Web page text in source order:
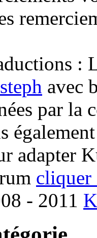
:
avec
par la
adapter
- 2011